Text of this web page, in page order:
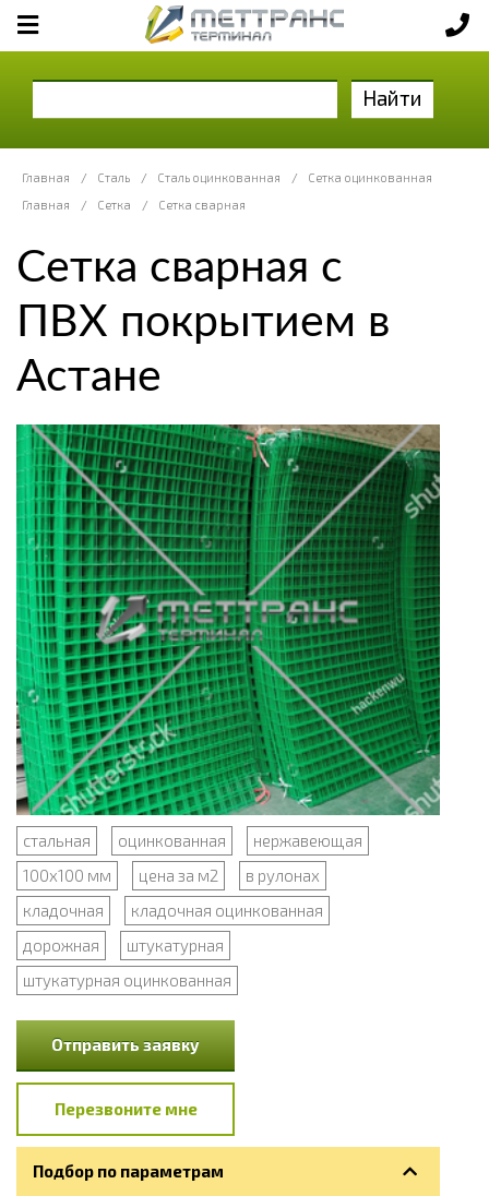
Найти
Главная / Сталь / Сталь оцинкованная /
Сетка оцинкованная
Главная
/ Сетка / Сетка сварная
Сетка сварная с
ПВХ покрытием в
Астане
стальная оцинкованная
нержавеющая
100x100 мм
цена за м2
в рулонах
кладочная
кладочная оцинкованная
дорожная
штукатурная
штукатурная оцинкованная
Отправить заявку
Перезвоните мне
Подбор по параметрам